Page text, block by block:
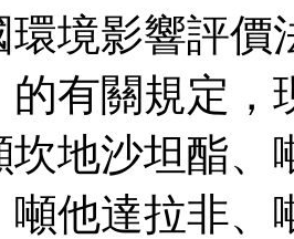
環境影響評
的有關規定，
坎地沙坦酯、
噸他達拉非